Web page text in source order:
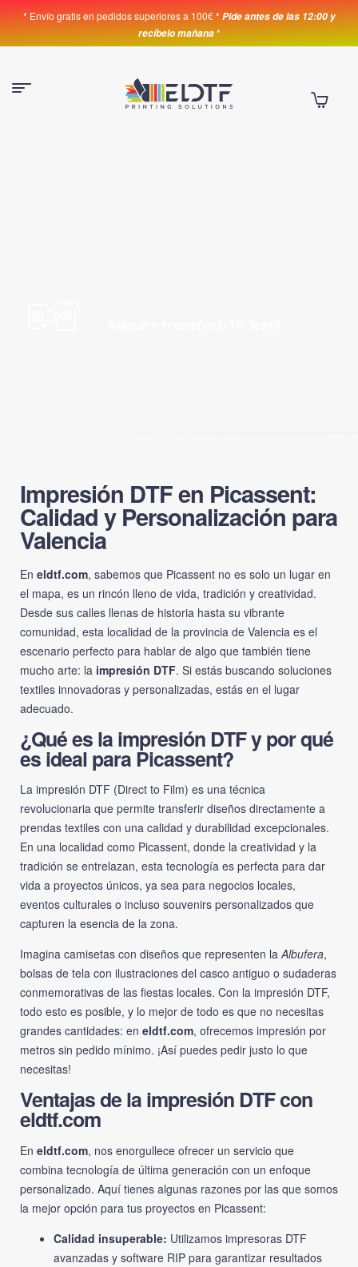
* Envío gratis en pedidos superiores a 100€ * Pide antes de las 12:00 y
recíbelo mañana*
Impresión DTF en Picassent:
Calidad y Personalización para
Valencia
En eldtf.com, sabemos que Picassent no es solo un lugar en
el mapa, es un rincón lleno de vida, tradición y creatividad.
Desde sus calles llenas de historia hasta su vibrante
comunidad, esta localidad de la provincia de Valencia es el
escenario perfecto para hablar de algo que también tiene
mucho arte: la impresión DTF. Si estás buscando soluciones
textiles innovadoras y personalizadas, estás en el lugar
adecuado.
¿Qué es la impresión DTF y por qué
es ideal para Picassent?
La impresión DTF (Direct to Film) es una técnica
revolucionaria que permite transferir diseños directamente a
prendas textiles con una calidad y durabilidad excepcionales.
En una localidad como Picassent, donde la creatividad y la
tradición se entrelazan, esta tecnología es perfecta para dar
vida a proyectos únicos, ya sea para negocios locales,
eventos culturales o incluso souvenirs personalizados que
capturen la esencia de la zona.
Imagina camisetas con diseños que representen laAlbufera,
bolsas de tela con ilustraciones del casco antiguo o sudaderas
conmemorativas de las fiestas locales. Con la impresión DTF,
todo esto es posible, y lo mejor de todo es que no necesitas
grandes cantidades: en eldtf.com, ofrecemos impresión por
metros sin pedido mínimo. ¡Así puedes pedir justo lo que
necesitas!
Ventajas de la impresión DTF con
eldtf.com
En eldtf.com, nos enorgullece ofrecer un servicio que
combina tecnología de última generación con un enfoque
personalizado. Aquí tienes algunas razones por las que somos
la mejor opción para tus proyectos en Picassent:
Calidad insuperable: Utilizamos impresoras DTF
avanzadas y software RIP para garantizar resultados